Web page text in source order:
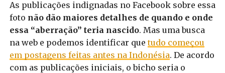
As publicações indignadas no Facebook sobre essa
foto não dão maiores detalhes de quando e onde
essa “aberração” teria nascido. Mas uma busca
na web e podemos identificar quetudo começou
em postagens feitas antes na Indonésia. De acordo
com as publicações iniciais, o bicho seria o